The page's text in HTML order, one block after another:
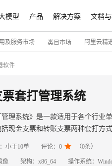
模型 产品 解决方案 文档
及服务市场 类目市场 阿里云精
软件
套打管理系统
管理系统》是一款适用于各个行
现金支票和转账支票两种套打方
小于10单 评论： 0  （0条）
像 架构： x86_64 操作系统：